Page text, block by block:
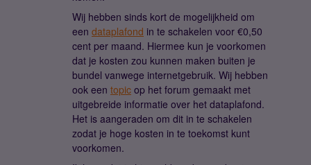
Wij hebben sinds kort de mogelijkheid om
een dataplafond in te schakelen voor €0,50
cent per maand. Hiermee kun je voorkomen
dat je kosten zou kunnen maken buiten je
bundel vanwege internetgebruik. Wij hebben
ook een topic op het forum gemaakt met
uitgebreide informatie over het dataplafond.
Het is aangeraden om dit in te schakelen
zodat je hoge kosten in te toekomst kunt
voorkomen.